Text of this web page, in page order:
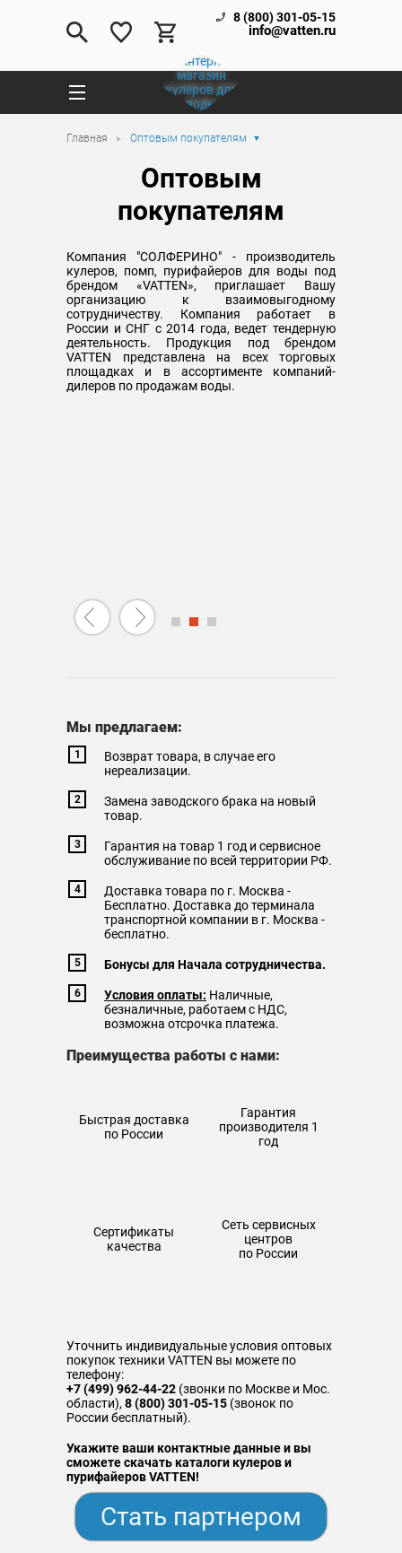
8 (800) 301-05-15
info@vatten.ru
Главная Оптовым покупателям
Оптовым
покупателям
Компания "СОЛФЕРИНО" - производитель
кулеров, помп, пурифайеров для воды под
брендом «VATTEN», приглашает Вашу
организацию к взаимовыгодному
сотрудничеству. Компания работает в
России и СНГ с 2014 года, ведет тендерную
деятельность. Продукция под брендом
VATTEN представлена на всех торговых
площадках и в ассортименте компаний-
дилеров по продажам воды.
Мы предлагаем:
Возврат товара, в случае его
нереализации.
Замена заводского брака на новый
товар.
Гарантия на товар 1 год и сервисное
обслуживание по всей территории РФ.
Доставка товара по г. Москва -
Бесплатно. Доставка до терминала
транспортной компании в г. Москва -
бесплатно.
Бонусы для Начала сотрудничества.
Условия оплаты: Наличные,
безналичные, работаем с НДС,
возможна отсрочка платежа.
Преимущества работы с нами:
Быстрая доставка
по России
Гарантия
производителя 1
год
Сертификаты
качества
Сеть сервисных
центров
по России
Уточнить индивидуальные условия оптовых
покупок техники VATTEN вы можете по
телефону:
+7 (499) 962-44-22 (звонки по Москве и Мос.
области), 8 (800) 301-05-15 (звонок по
России бесплатный).
Укажите ваши контактные данные и вы
сможете скачать каталоги кулеров и
пурифайеров VATTEN!
Стать партнером